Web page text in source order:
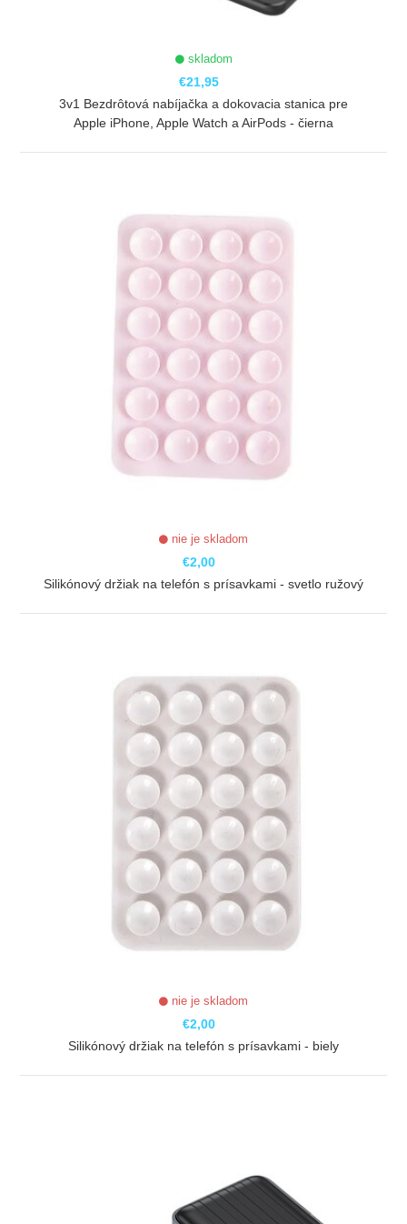
skladom
€21,95
3v1 Bezdrôtová nabíjačka a dokovacia stanica pre
Apple iPhone, Apple Watch a AirPods - čierna
nie je skladom
€2,00
Silikónový držiak na telefón s prísavkami - svetlo ružový
nie je skladom
€2,00
Silikónový držiak na telefón s prísavkami - biely